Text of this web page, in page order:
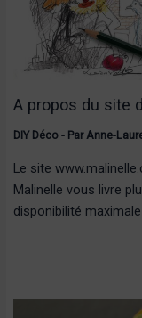
A propos du site
DIY Déco- ParAnne-
Le site
Malinelle vous livre
disponibilité